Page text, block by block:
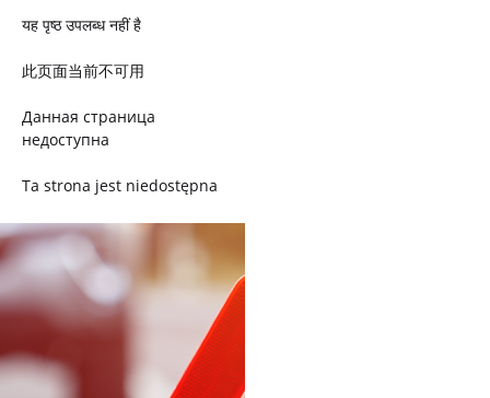
यह पृष्ठ उपलब्ध नहीं है
此页面当前不可用
Данная страница
недоступна
Ta strona jest niedostępna
Trang này không có
Esta página não está
disponível
このページは現在利用できま
せん